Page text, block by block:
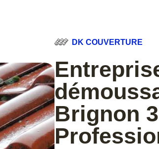
DK COUVERTURE
Brignon